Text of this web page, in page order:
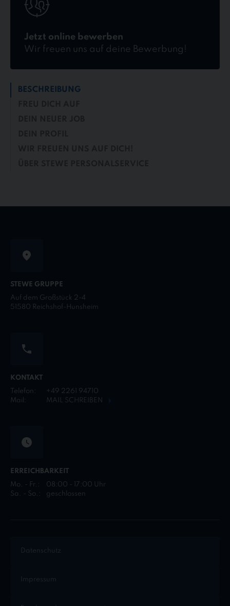
Jetzt online bewerben
Wir freuen uns auf deine Bewerbung!
bewerben
BESCHREIBUNG
STEWE GRUPPE
Auf dem Großstück 2-4
51580 Reichshof-Hunsheim
KONTAKT
Telefon:
+49 2261 94710
Mail:
MAIL SCHREIBEN
ERREICHBARKEIT
Mo. - Fr.:
08:00 - 17:00 Uhr
Sa. - So.:
geschlossen
Datenschutz
Impressum